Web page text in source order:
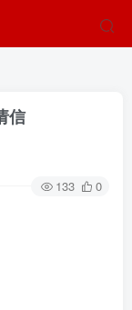
信
133 0